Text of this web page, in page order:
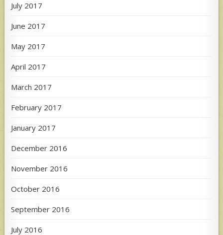
July 2017
June 2017
May 2017
April 2017
March 2017
February 2017
January 2017
December 2016
November 2016
October 2016
September 2016
July 2016